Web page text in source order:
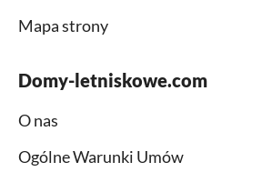
Mapa strony
Domy-letniskowe.com
O nas
Ogólne Warunki Umów